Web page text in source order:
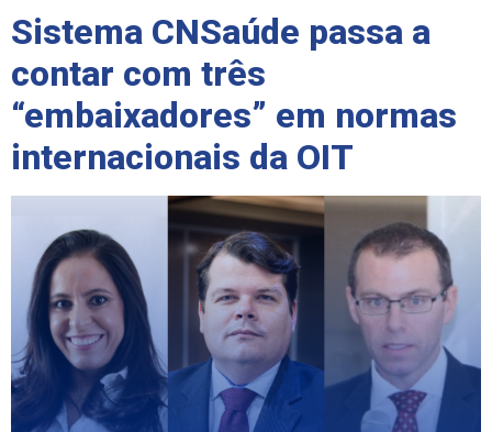
Sistema CNSaúde passa a
contar com três
“embaixadores” em normas
internacionais da OIT